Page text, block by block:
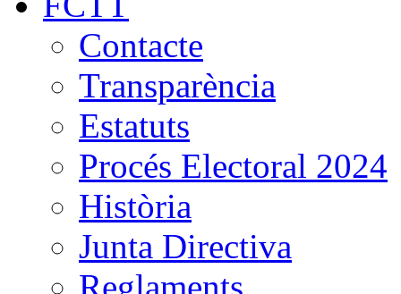
Contacte
Transparència
Estatuts
Procés Electoral 2024
Història
Junta Directiva